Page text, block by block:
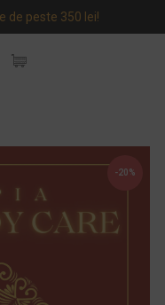
de peste 350 lei!
-20%